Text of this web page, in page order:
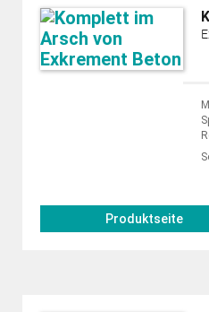
Produktseite